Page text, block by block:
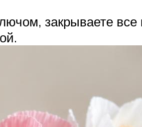
закрываете все